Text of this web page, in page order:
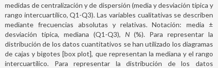
medidas de centralización y de dispersión (media y desviación típica y
rango intercuartílico, Q1-Q3). Las variables cualitativas se describen
mediante frecuencias absolutas y relativas. Notación: media ±
desviación típica, mediana (Q1-Q3), N(%). Para representar la
distribución de los datos cuantitativos se han utilizado los diagramas
de cajas y bigotes [box plot], que representan la mediana y el rango
intercuartílico. Para representar la distribución de los datos